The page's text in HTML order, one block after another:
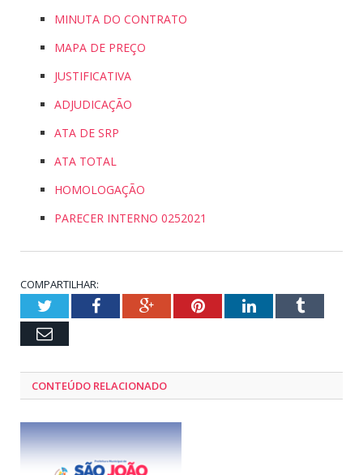
MINUTA DO CONTRATO
MAPA DE PREÇO
JUSTIFICATIVA
ADJUDICAÇÃO
ATA DE SRP
ATA TOTAL
HOMOLOGAÇÃO
PARECER INTERNO 0252021
COMPARTILHAR:
TwitterFacebookGoogle+PinterestLinkedInTumblr
Email
CONTEÚDO RELACIONADO